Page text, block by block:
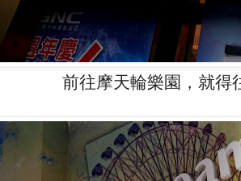
前往摩天輪樂園，就得